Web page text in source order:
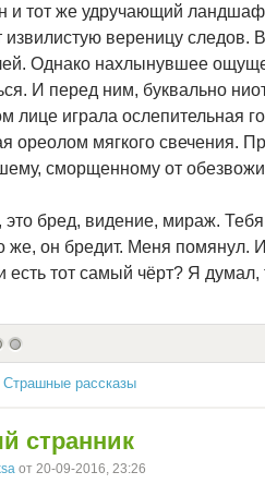
и тот же удручающий
извилистую вереницу следов.
Однако нахлынувшее
И перед ним, буквально
лице играла ослепительная
ореолом мягкого свечения.
сморщенному от
бред, видение, мираж.
же, он бредит. Меня помянул.
есть тот самый чёрт? Я думал,
Страшные рассказы
странник
от 20-09-2016, 23:26